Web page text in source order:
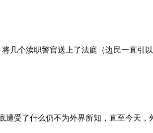
几个渎职警官送上了法庭（边民一直引
遭受了什么仍不为外界所知，直至今天，